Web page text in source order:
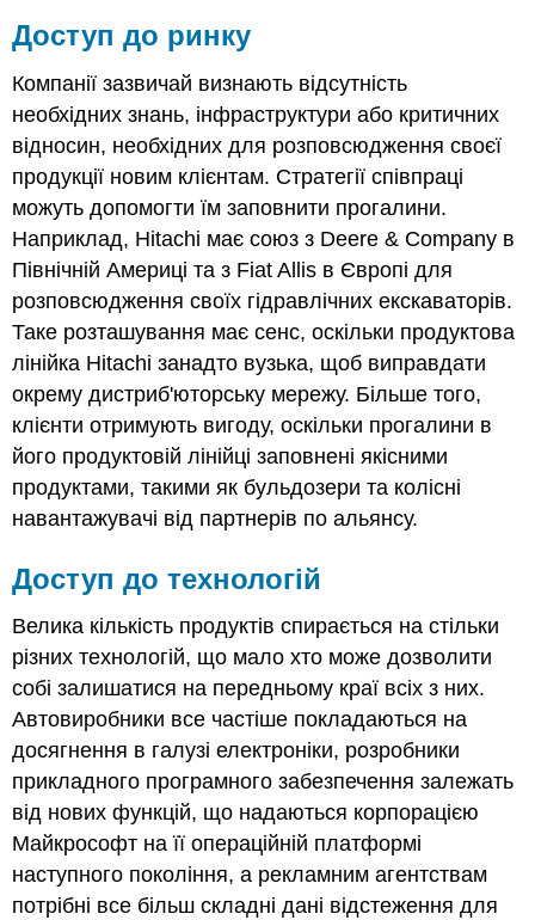
Доступ до ринку
Компанії зазвичай визнають відсутність
необхідних знань, інфраструктури або критичних
відносин, необхідних для розповсюдження своєї
продукції новим клієнтам. Стратегії співпраці
можуть допомогти їм заповнити прогалини.
Наприклад, Hitachi має союз з Deere & Company в
Північній Америці та з Fiat Allis в Європі для
розповсюдження своїх гідравлічних екскаваторів.
Таке розташування має сенс, оскільки продуктова
лінійка Hitachi занадто вузька, щоб виправдати
окрему дистриб'юторську мережу. Більше того,
клієнти отримують вигоду, оскільки прогалини в
його продуктовій лінійці заповнені якісними
продуктами, такими як бульдозери та колісні
навантажувачі від партнерів по альянсу.
Доступ до технологій
Велика кількість продуктів спирається на стільки
різних технологій, що мало хто може дозволити
собі залишатися на передньому краї всіх з них.
Автовиробники все частіше покладаються на
досягнення в галузі електроніки, розробники
прикладного програмного забезпечення залежать
від нових функцій, що надаються корпорацією
Майкрософт на її операційній платформі
наступного покоління, а рекламним агентствам
потрібні все більш складні дані відстеження для